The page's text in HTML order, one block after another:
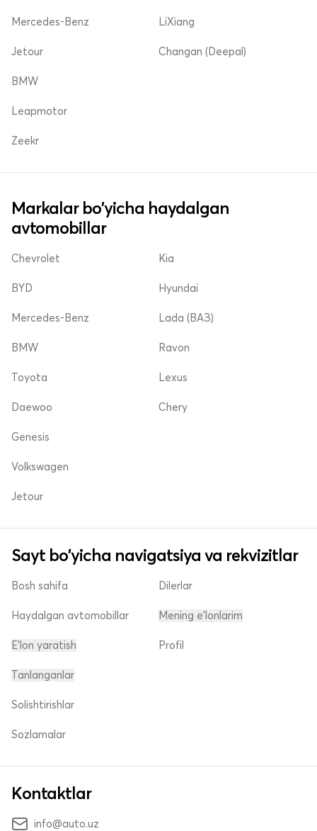
Mercedes-Benz
Jetour
LiXiang
Changan (Deepal)
BMW
Leapmotor
Zeekr
Markalar bo'yicha haydalgan
avtomobillar
Chevrolet
BYD
Mercedes-Benz
Kia
Hyundai
Lada (ВАЗ)
BMW
Toyota
Daewoo
Ravon
Lexus
Chery
Genesis
Volkswagen
Jetour
Sayt bo'yicha navigatsiya va rekvizitlar
Bosh sahifa
Haydalgan avtomobillar
E'lon yaratish
Dilerlar
Mening e'lonlarim
Profil
Tanlanganlar
Solishtirishlar
Sozlamalar
Kontaktlar
info@auto.uz